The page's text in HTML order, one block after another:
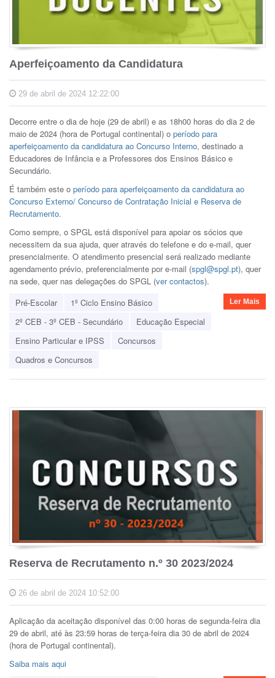
Aperfeiçoamento da Candidatura
29 de abril de 2024 12:22:00
Decorre entre o dia de hoje (29 de abril) e as 18h00 horas do dia 2 de
maio de 2024 (hora de Portugal continental) o período para
aperfeiçoamento da candidatura ao Concurso Interno, destinado a
Educadores de Infância e a Professores dos Ensinos Básico e
Secundário.
É também este o período para aperfeiçoamento da candidatura ao
Concurso Externo/ Concurso de Contratação Inicial e Reserva de
Recrutamento.
Como sempre, o SPGL está disponível para apoiar os sócios que
necessitem da sua ajuda, quer através do telefone e do e-mail, quer
presencialmente. O atendimento presencial será realizado mediante
agendamento prévio, preferencialmente por e-mail (spgl@spgl.pt), quer
na sede, quer nas delegações do SPGL (ver contactos).
Pré-Escolar
1º Ciclo Ensino Básico
2º CEB - 3º CEB - Secundário
Educação Especial
Ensino Particular e IPSS
Concursos
Quadros e Concursos
Ler Mais
Reserva de Recrutamento n.º 30 2023/2024
26 de abril de 2024 10:52:00
Aplicação da aceitação disponível das 0:00 horas de segunda-feira dia
29 de abril, até às 23:59 horas de terça-feira dia 30 de abril de 2024
(hora de Portugal continental).
Saiba mais aqui